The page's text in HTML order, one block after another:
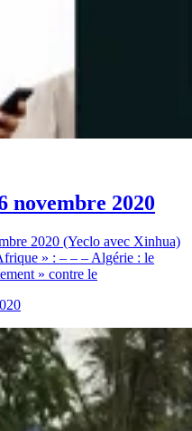
novembre 2020
2020 (Yeclo avec Xinhua)
» : – – – Algérie : le
» contre le